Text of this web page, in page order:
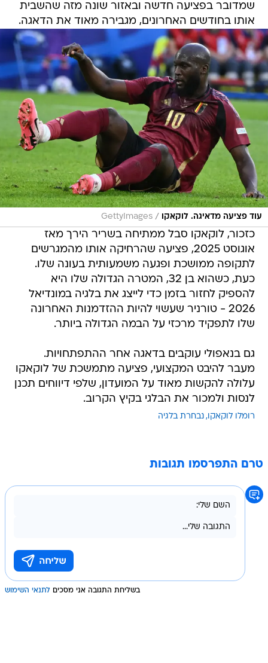
שמדובר בפציעה חדשה ובאזור שונה מזה שהשבית
אותו בחודשים האחרונים, מגבירה מאוד את הדאגה.
עוד פציעה מדאיגה. לוקאקו /
GettyImages
כזכור, לוקאקו סבל ממתיחה בשריר הירך מאז
אוגוסט 2025, פציעה שהרחיקה אותו מהמגרשים
לתקופה ממושכת ופגעה משמעותית בעונה שלו.
כעת, כשהוא בן 32, המטרה הגדולה שלו היא
להספיק לחזור בזמן כדי לייצג את בלגיה במונדיאל
2026 - טורניר שעשוי להיות ההזדמנות האחרונה
שלו לתפקיד מרכזי על הבמה הגדולה ביותר.
גם בנאפולי עוקבים בדאגה אחר ההתפתחויות.
מעבר להיבט המקצועי, פציעה מתמשכת של לוקאקו
עלולה להקשות מאוד על המועדון, שלפי דיווחים תכנן
לנסות ולמכור את הבלגי בקיץ הקרוב.
רומלו לוקאקו נבחרת בלגיה
טרם התפרסמו תגובות
בשליחת התגובה אני מסכים לתנאי השימוש